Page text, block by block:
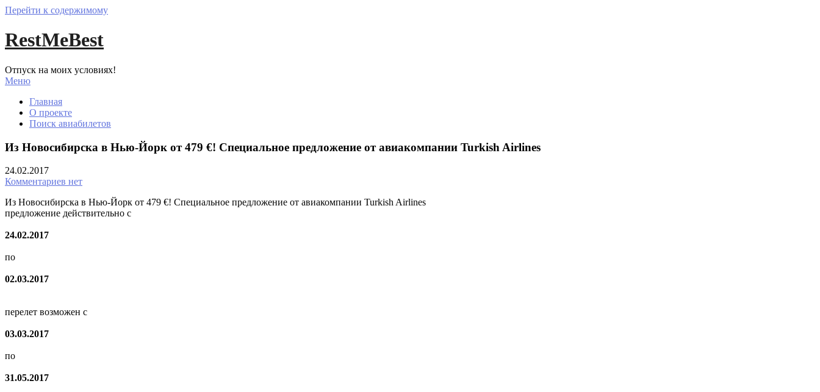
Перейти к содержимому
RestMeBest
Отпуск на моих условиях!
Меню
Главная
О проекте
Поиск авиабилетов
Из Новосибирска в Нью-Йорк от 479 €! Специальное предложение от авиакомпании Turkish Airlines
24.02.2017
Комментариев нет
Из Новосибирска в Нью-Йорк от 479 €! Специальное предложение от авиакомпании Turkish Airlines
предложение действительно с
24.02.2017
по
02.03.2017
перелет возможен с
03.03.2017
по
31.05.2017